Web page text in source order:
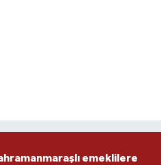
emeklilere